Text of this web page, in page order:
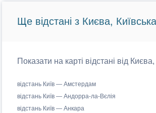
Ще відстані з Києва,
Показати на карті відстані від
відстань Київ — Амстердам
відстань Київ — Андорра-ла-Вєлія
відстань Київ — Анкара